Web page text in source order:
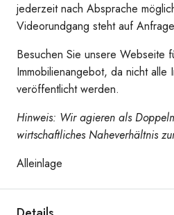
jederzeit nach Absprache
Videorundgang steht auf
Besuchen Sie unsere Webseite
Immobilienangebot, da nicht alle
veröffentlicht werden.
Hinweis: Wir agieren als
wirtschaftliches Naheverhältnis
Alleinlage